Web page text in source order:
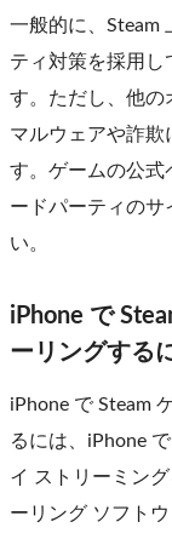
一般的に、Steam
ティ対策を採用し
す。ただし、他の
マルウェアや詐欺
す。ゲームの公式
ードパーティのサ
い。
iPhone で
ーリングする
iPhone で Steam
るには、iPhone
イ ストリーミン
ーリング ソフト